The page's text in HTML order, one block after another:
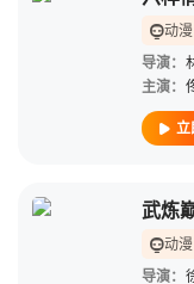
动漫
导演：
主演：
立
武炼
动漫
导演：